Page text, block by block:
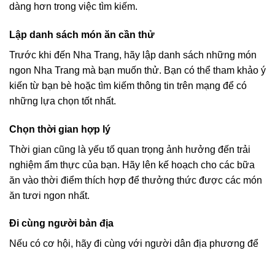
dàng hơn trong việc tìm kiếm.
Lập danh sách món ăn cần thử
Trước khi đến Nha Trang, hãy lập danh sách những món
ngon Nha Trang mà bạn muốn thử. Bạn có thể tham khảo ý
kiến từ bạn bè hoặc tìm kiếm thông tin trên mạng để có
những lựa chọn tốt nhất.
Chọn thời gian hợp lý
Thời gian cũng là yếu tố quan trọng ảnh hưởng đến trải
nghiệm ẩm thực của bạn. Hãy lên kế hoạch cho các bữa
ăn vào thời điểm thích hợp để thưởng thức được các món
ăn tươi ngon nhất.
Đi cùng người bản địa
Nếu có cơ hội, hãy đi cùng với người dân địa phương để